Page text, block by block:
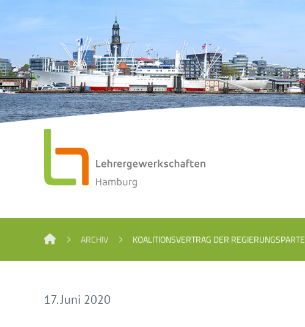
ARCHIV KOALITIONSVERTRAG DER
17. Juni 2020